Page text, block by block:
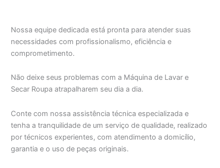
Nossa equipe dedicada está pronta para atender suas
necessidades com profissionalismo, eficiência e
comprometimento.
Não deixe seus problemas com a Máquina de Lavar e
Secar Roupa atrapalharem seu dia a dia.
Conte com nossa assistência técnica especializada e
tenha a tranquilidade de um serviço de qualidade, realizado
por técnicos experientes, com atendimento a domicílio,
garantia e o uso de peças originais.